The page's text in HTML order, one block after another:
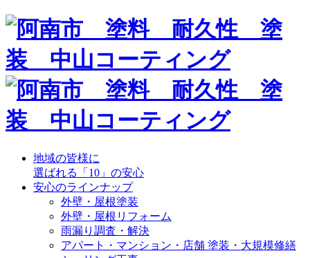
地域の皆様に
選ばれる「10」の安心
安心のラインナップ
外壁・屋根塗装
外壁・屋根リフォーム
雨漏り調査・解決
アパート・マンション・店舗 塗装・大規模修繕